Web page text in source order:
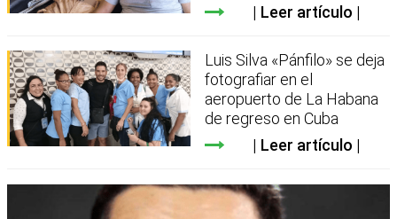
Leer artículo
Luis Silva «Pánfilo» se deja
fotografiar en el
aeropuerto de La Habana
de regreso en Cuba
Leer artículo